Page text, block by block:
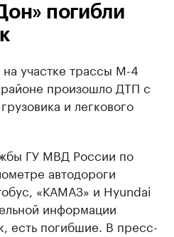
погибли
участке трассы М-4
произошло ДТП с
и легкового
ГУ МВД России по
автодороги
«КАМАЗ» и Hyundai
информации
есть погибшие. В пресс-